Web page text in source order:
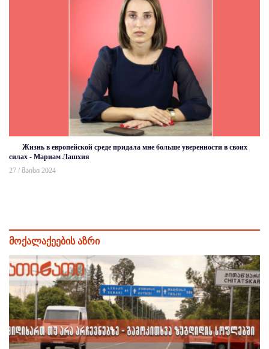
Жизнь в европейской среде придала мне больше уверенности в своих
силах - Мариам Лашхия
27 / მაისი 2024
მოქალაქეების აზრი